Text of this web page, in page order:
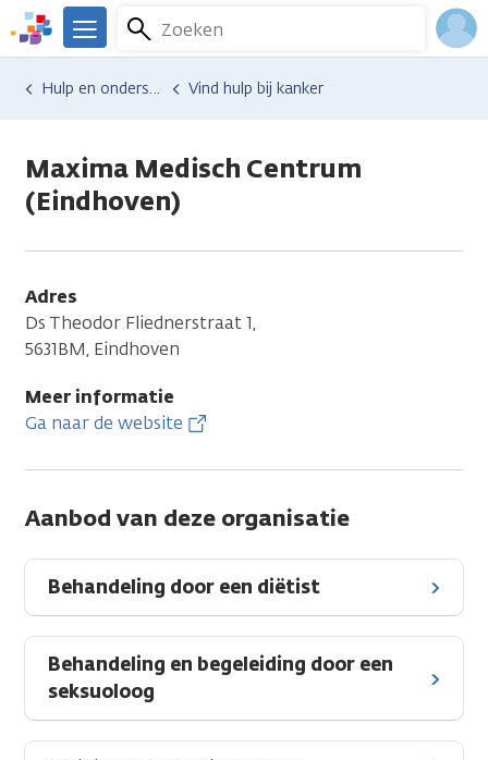
Overslaan
en
naar
We
er
Kanker.nl
Zoeken
Menu
Hulp en ondersteuning Vind hulp bij kanker
Maxima Medisch Centrum
(Eindhoven)
Adres
Ds Theodor Fliednerstraat 1,
5631BM, Eindhoven
Meer informatie
Ga naar de website
Aanbod van deze organisatie
Behandeling door een diëtist
Behandeling en begeleiding door een
seksuoloog